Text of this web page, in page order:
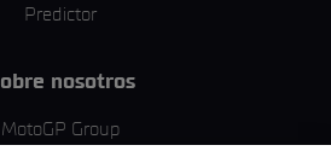
Predictor
nosotros
MotoGP Group